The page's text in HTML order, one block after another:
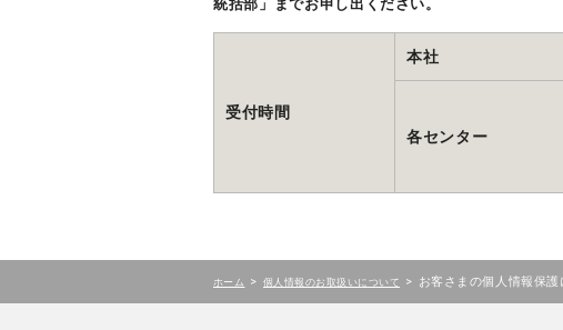
統括部」までお申し出ください。
受付時間
本社
各センター
ホーム > 個人情報のお取扱いについて > お客さまの個人情報保